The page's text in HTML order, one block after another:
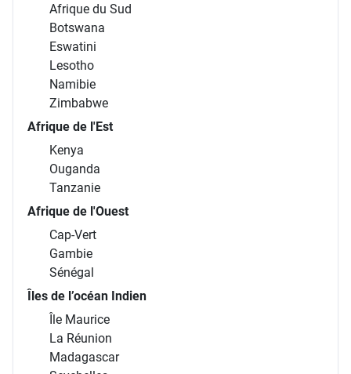
Afrique du Sud
Botswana
Eswatini
Lesotho
Namibie
Zimbabwe
Afrique de l'Est
Kenya
Ouganda
Tanzanie
Afrique de l'Ouest
Cap-Vert
Gambie
Sénégal
Îles de l’océan Indien
Île Maurice
La Réunion
Madagascar